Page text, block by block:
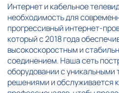
Интернет и кабельное
необходимость для
прогрессивный интернет-
который с 2018 года
высокоскоростным и
соединением. Наша сеть
оборудовании с уникальными
решениями и обслуживается